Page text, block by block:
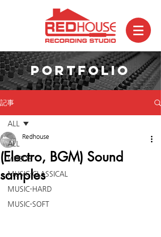
記事
ALL
VIDEOS
MUSIC-CLASSICAL
MUSIC-HARD
MUSIC-SOFT
ALL
(Electro, BGM) Sound
samples
Redhouse
PORTFOLIO